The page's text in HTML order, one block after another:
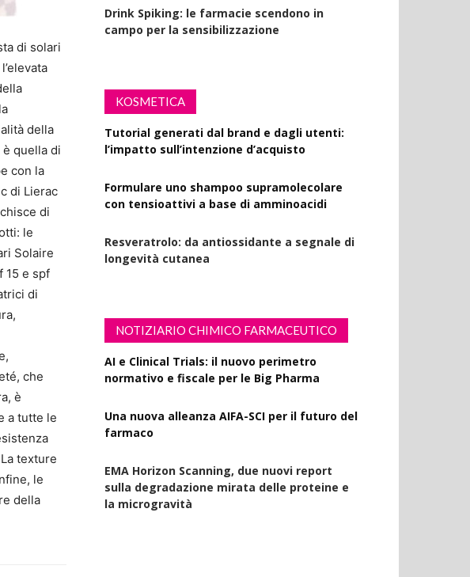
di solari
della
quella di
con la
di Lierac
di
le
Solaire
15 e spf
di
che
è
a tutte le
texture
le
della
Drink Spiking: le farmacie scendono in
campo per la sensibilizzazione
KOSMETICA
Tutorial generati dal brand e dagli utenti:
l’impatto sull’intenzione d’acquisto
Formulare uno shampoo supramolecolare
con tensioattivi a base di amminoacidi
Resveratrolo: da antiossidante a segnale di
longevità cutanea
NOTIZIARIO CHIMICO FARMACEUTICO
AI e Clinical Trials: il nuovo perimetro
normativo e fiscale per le Big Pharma
Una nuova alleanza AIFA-SCI per il futuro del
farmaco
EMA Horizon Scanning, due nuovi report
sulla degradazione mirata delle proteine e
la microgravità